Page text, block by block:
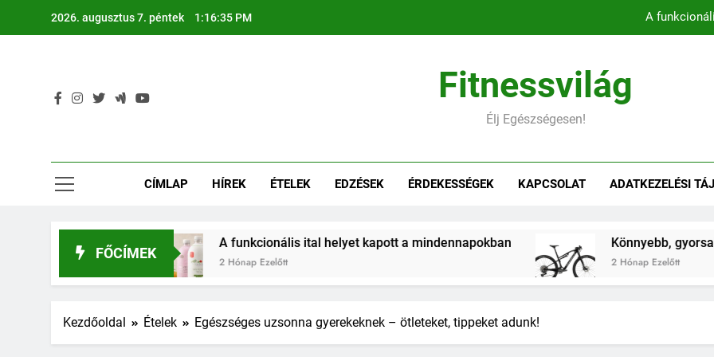
2026. augusztus 7. péntek 1:16:36 PM Könnyebb, gyorsabb,
Hogyan
Belső comb edzés otthon – 5
Fitnessvilág
Élj Egészségesen!
CÍMLAP HÍREK ÉTELEK EDZÉSEK ÉRDEKESSÉGEK KAPCSOLAT ADATKEZELÉSI
FŐCÍMEK
A funkcionális ital helyet kapott a mindennapokban
2 Hónap Ezelőtt
Könnyebb, gyorsabb,
2 Hónap Ezelőtt
Kezdőoldal Ételek Egészséges uzsonna gyerekeknek – ötleteket, tippeket adunk!